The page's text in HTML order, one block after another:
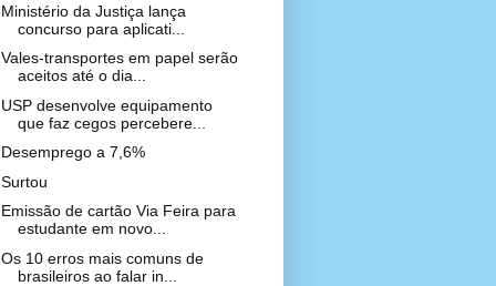
Ministério da Justiça lança
concurso para aplicati...
Vales-transportes em papel serão
aceitos até o dia...
USP desenvolve equipamento
que faz cegos percebere...
Desemprego a 7,6%
Surtou
Emissão de cartão Via Feira para
estudante em novo...
Os 10 erros mais comuns de
brasileiros ao falar in...